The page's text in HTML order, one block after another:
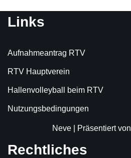
Links
Aufnahmeantrag RTV
RTV Hauptverein
Hallenvolleyball beim RTV
Nutzungsbedingungen
Neve | Präsentiert von
Rechtliches